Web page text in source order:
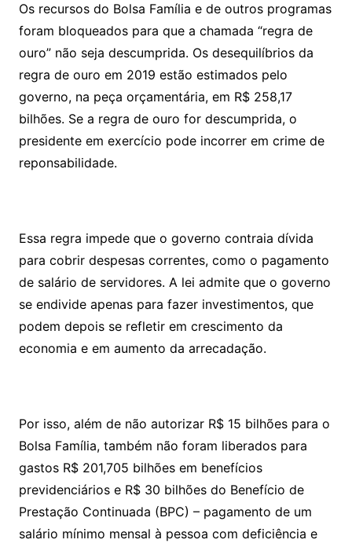
Os recursos do Bolsa Família e de outros programas
foram bloqueados para que a chamada “regra de
ouro” não seja descumprida. Os desequilíbrios da
regra de ouro em 2019 estão estimados pelo
governo, na peça orçamentária, em R$ 258,17
bilhões. Se a regra de ouro for descumprida, o
presidente em exercício pode incorrer em crime de
reponsabilidade.
Essa regra impede que o governo contraia dívida
para cobrir despesas correntes, como o pagamento
de salário de servidores. A lei admite que o governo
se endivide apenas para fazer investimentos, que
podem depois se refletir em crescimento da
economia e em aumento da arrecadação.
Por isso, além de não autorizar R$ 15 bilhões para o
Bolsa Família, também não foram liberados para
gastos R$ 201,705 bilhões em benefícios
previdenciários e R$ 30 bilhões do Benefício de
Prestação Continuada (BPC) – pagamento de um
salário mínimo mensal à pessoa com deficiência e